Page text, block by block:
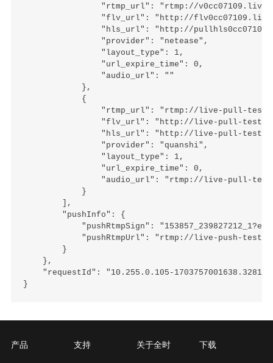
"rtmp_url": "rtmp://
"flv_url": "http://
"hls_url": "http://
                "provider": "netease",
                "layout_type": 1,
                "url_expire_time": 0,
                "audio_url": ""
            },
            {
"rtmp_url": "rtmp://live-pull-
"flv_url": "http://live-pull-
"hls_url": "http://live-pull-
                "provider": "quanshi",
                "layout_type": 1,
                "url_expire_time": 0,
"audio_url": "rtmp://live-pull-
            }
        ],
        "pushInfo": {
"pushRtmpSign":
"pushRtmpUrl": "rtmp://live-push-
        }
    },
"requestId": "10.255.0.105-
产品 支持 关于全时 下载